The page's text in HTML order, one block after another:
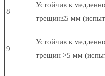
8
Устойчив к
трещин≤5 мм
9
Устойчив к
трещин >5 мм